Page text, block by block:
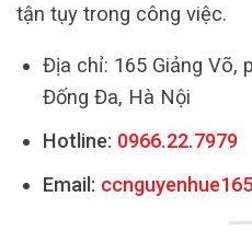
tận tụy trong công việc.
Địa chỉ: 165 Giảng Võ,
Đống Đa, Hà Nội
Hotline: 0966.22.7979
Email: